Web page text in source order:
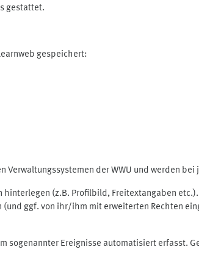
gestattet.
gespeichert:
der WWU und werden
(z.B. Profilbild, Freitextangaben
ggf. von ihr/ihm mit erweiterten Rechten
sogenannter Ereignisse automatisiert erfasst.